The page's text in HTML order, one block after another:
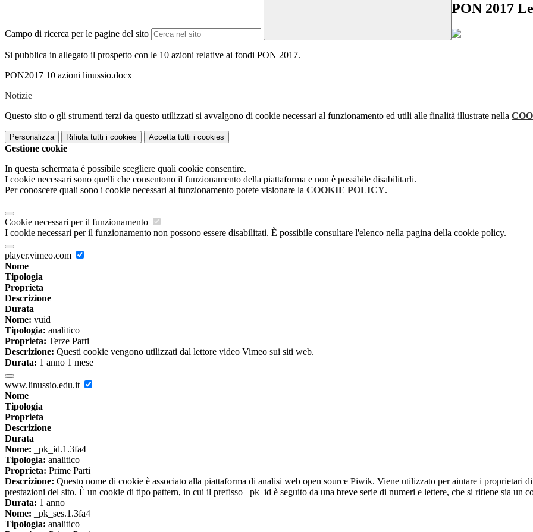
Campo di ricerca per le pagine del sito
PON 2017
Si pubblica in allegato il prospetto con le 10 azioni relative ai fondi PON 2017.
PON2017 10 azioni linussio.docx
Notizie
Questo sito o gli strumenti terzi da questo utilizzati si avvalgono di cookie necessari al funzionamento ed utili alle finalità illustrate nella
Personalizza Rifiuta tutti i cookies Accetta tutti i cookies
Gestione cookie
In questa schermata è possibile scegliere quali cookie consentire.
I cookie necessari sono quelli che consentono il funzionamento della piattaforma e non è possibile disabilitarli.
Per conoscere quali sono i cookie necessari al funzionamento potete visionare la COOKIE POLICY.
Cookie necessari per il funzionamento
I cookie necessari per il funzionamento non possono essere disabilitati. È possibile consultare l'elenco nella pagina della cookie policy.
player.vimeo.com
Nome
Tipologia
Proprieta
Descrizione
Durata
Nome: vuid
Tipologia: analitico
Proprieta: Terze Parti
Descrizione: Questi cookie vengono utilizzati dal lettore video Vimeo sui siti web.
Durata: 1 anno 1 mese
www.linussio.edu.it
Nome
Tipologia
Proprieta
Descrizione
Durata
Nome: _pk_id.1.3fa4
Tipologia: analitico
Proprieta: Prime Parti
Descrizione: Questo nome di cookie è associato alla piattaforma di analisi web open source Piwik. Viene utilizzato per aiutare i proprietari
prestazioni del sito. È un cookie di tipo pattern, in cui il prefisso _pk_id è seguito da una breve serie di numeri e lettere, che si ritiene sia un
Durata: 1 anno
Nome: _pk_ses.1.3fa4
Tipologia: analitico